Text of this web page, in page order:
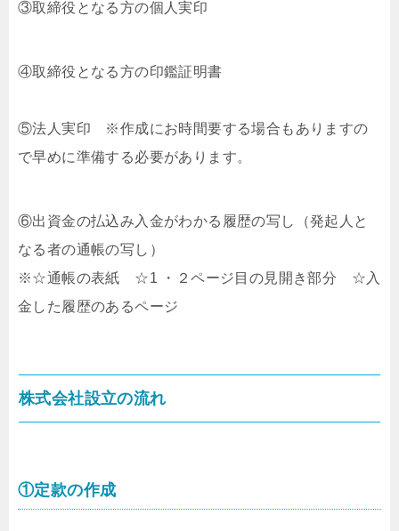
③取締役となる方の個人実印
④取締役となる方の印鑑証明書
⑤法人実印 ※作成にお時間要する場合もありますの
で早めに準備する必要があります。
⑥出資金の払込み入金がわかる履歴の写し（発起人と
なる者の通帳の写し）
※☆通帳の表紙 ☆1 ・２ページ目の見開き部分 ☆入
金した履歴のあるページ
株式会社設立の流れ
①定款の作成